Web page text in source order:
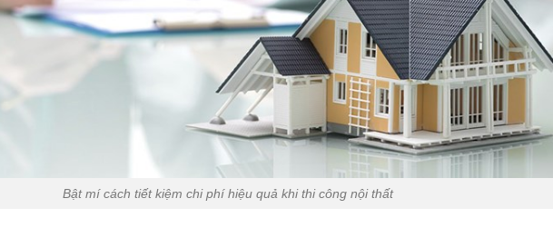
Bật mí cách tiết kiệm chi phí hiệu quả khi thi công nội thất